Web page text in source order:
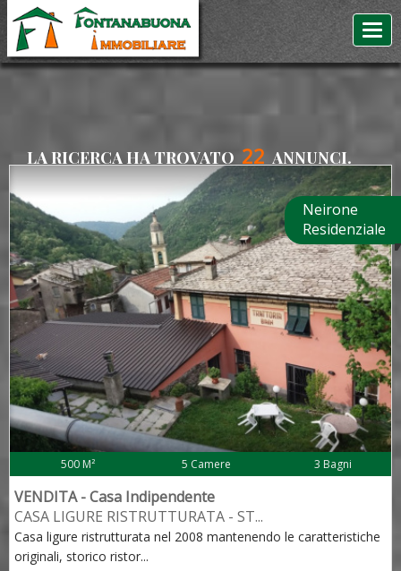
LA RICERCA HA TROVATO 22 ANNUNCI.
Neirone
Residenziale
500 M² 5 Camere 3 Bagni
VENDITA - Casa Indipendente
CASA LIGURE RISTRUTTURATA - ST...
Casa ligure ristrutturata nel 2008 mantenendo le caratteristiche
originali, storico ristor...